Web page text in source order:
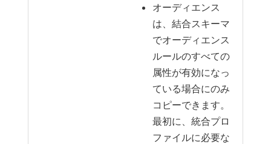
オーディエンス
は、結合スキーマ
でオーディエンス
ルールのすべての
属性が有効になっ
ている場合にのみ
コピーできます。
最初に、統合プロ
ファイルに必要な